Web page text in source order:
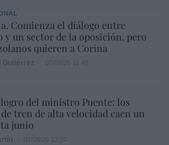
Comienza el diálogo entre
y un sector de la oposición, pero
quieren a Corina
logro del ministro Puente: los
tren de alta velocidad caen un
junio